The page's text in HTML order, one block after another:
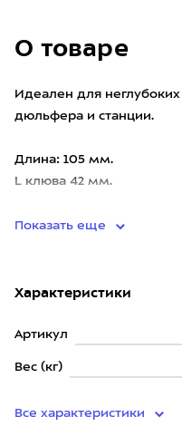
О товаре
Идеален для
дюльфера и станции.
Длина: 105 мм.
L клюва 42 мм.
Показать еще
Характеристики
Артикул
Вес (кг)
Все характеристики